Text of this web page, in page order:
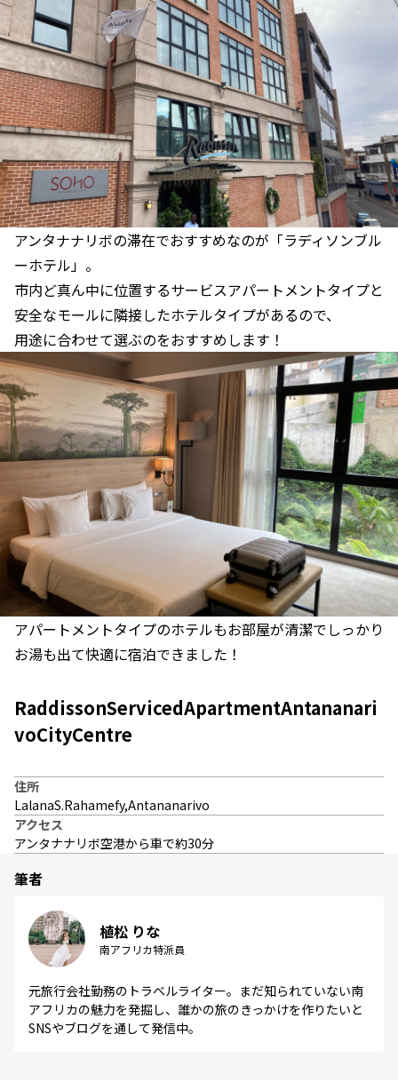
アンタナナリボの滞在でおすすめなのが「ラディソンブル
ーホテル」。
市内ど真ん中に位置するサービスアパートメントタイプと
安全なモールに隣接したホテルタイプがあるので、
用途に合わせて選ぶのをおすすめします！
アパートメントタイプのホテルもお部屋が清潔でしっかり
お湯も出て快適に宿泊できました！
RaddissonServicedApartmentAntananari
voCityCentre
住所
LalanaS.Rahamefy,Antananarivo
アクセス
アンタナナリボ空港から車で約30分
筆者
植松 りな
南アフリカ特派員
元旅行会社勤務のトラベルライター。まだ知られていない南
アフリカの魅力を発掘し、誰かの旅のきっかけを作りたいと
SNSやブログを通して発信中。